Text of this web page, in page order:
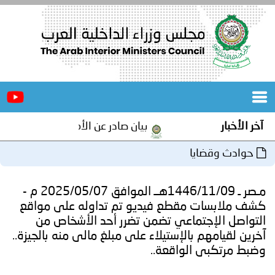
الرئيسية
المجلس
مؤتمرات
و
اجتماعات
جهود
و
برامج
آخر الأخبار بيان صادر عن الأمانة العامة لمجلس
حوادث وقضايا
مـصر ـ 1446/11/09هــ الموافق 2025/05/07 م -
كشف ملابسات مقطع فيديو تم تداوله على مواقع
التواصل الإجتماعي تضمن تضرر أحد الأشخاص من
آخرين لقيامهم بالإستيلاء على مبلغ مالى منه بالجيزة..
وضبط مرتكبى الواقعة..